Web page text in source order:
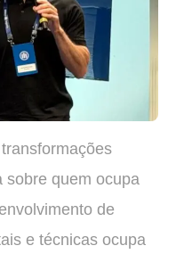
sobre quem ocupa
de
e técnicas ocupa